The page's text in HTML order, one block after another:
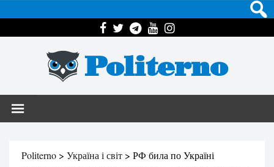
Politerno
Politerno > Україна і світ > РФ била по Україні